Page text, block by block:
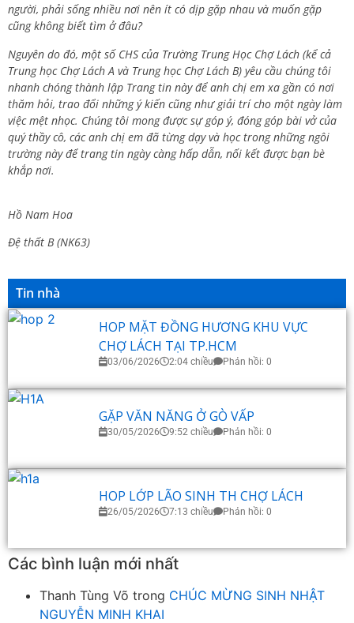
người, phải sống nhiều nơi nên ít có dịp gặp nhau và muốn gặp
cũng không biết tìm ở đâu?
Nguyên do đó, một số CHS của Trường Trung Học Chợ Lách (kể cả
Trung học Chợ Lách A và Trung học Chợ Lách B) yêu cầu chúng tôi
nhanh chóng thành lập Trang tin này để anh chị em xa gần có nơi
thăm hỏi, trao đổi những ý kiến cũng như giải trí cho một ngày làm
việc mệt nhọc. Chúng tôi mong được sự góp ý, đóng góp bài vở của
quý thầy cô, các anh chị em đã từng dạy và học trong những ngôi
trường này để trang tin ngày càng hấp dẫn, nối kết được bạn bè
khắp nơi.
Hồ Nam Hoa
Đệ thất B (NK63)
Tin nhà
HOP MẶT ĐỒNG HƯƠNG KHU VỰC
CHỢ LÁCH TẠI TP.HCM
03/06/2026 2:04 chiều Phản hồi: 0
GẶP VĂN NĂNG Ở GÒ VẤP
30/05/2026 9:52 chiều Phản hồi: 0
HOP LỚP LÃO SINH TH CHỢ LÁCH
26/05/2026 7:13 chiều Phản hồi: 0
Các bình luận mới nhất
Thanh Tùng Võ trong CHÚC MỪNG SINH NHẬT
NGUYỄN MINH KHAI